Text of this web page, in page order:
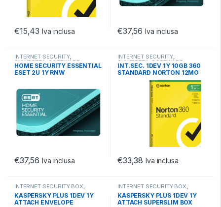
€15,43 Iva inclusa €37,56 Iva inclusa
INTERNET SECURITY,
SICUREZZA,SOFTWARE
HOME SECURITY ESSENTIAL
ESET 2U 1Y RNW
€37,56 Iva inclusa
INTERNET SECURITY,
SICUREZZA,SOFTWARE
INT.SEC. 1DEV 1Y 10GB 360
STANDARD NORTON 12MO
GENERIC RSP MM GUM
€33,38 Iva inclusa
INTERNET SECURITY BOX,
SICUREZZA,SOFTWARE
KASPERSKY PLUS 1DEV 1Y
ATTACH ENVELOPE
INTERNET SECURITY BOX,
SICUREZZA,SOFTWARE
KASPERSKY PLUS 1DEV 1Y
ATTACH SUPERSLIM BOX